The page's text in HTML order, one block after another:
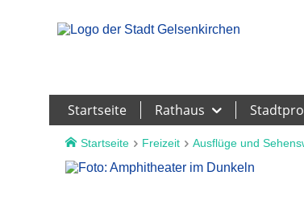
Startseite Rathaus
Startseite Freizeit Ausflüge und